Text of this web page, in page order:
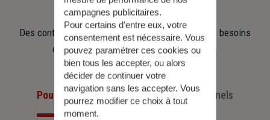
Des contrats clairs et flexibles pour sécuriser vos besoins
d’aujourd’hui et anticiper ceux de demain.
Pour les particuliers Pour les professionnels
campagnes publicitaires.
Pour certains d’entre eux, votre
consentement est nécessaire. Vous
pouvez paramétrer ces cookies ou
bien tous les accepter, ou alors
décider de continuer votre
navigation sans les accepter. Vous
pourrez modifier ce choix à tout
moment.